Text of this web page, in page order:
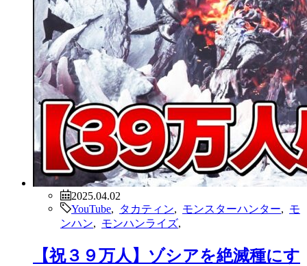
2025.04.02
YouTube
タカティン モンスターハンター
モ
ンハン
モンハンライズ
【祝３９万人】ゾシアを絶滅種にす